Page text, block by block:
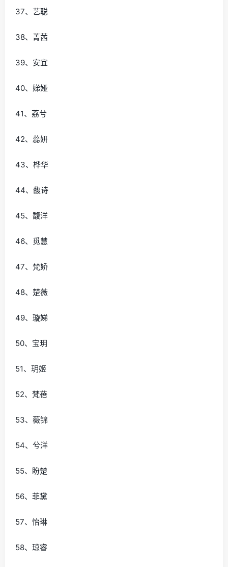
37、艺聪
38、菁茜
39、安宜
40、娣娅
41、荔兮
42、蕊妍
43、桦华
44、馥诗
45、馥洋
46、觅慧
47、梵娇
48、楚薇
49、璇娣
50、宝玥
51、玥姬
52、梵蓓
53、薇锦
54、兮洋
55、盼楚
56、菲黛
57、怡琳
58、琼睿